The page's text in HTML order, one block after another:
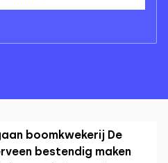
boomkwekerij De
bestendig maken